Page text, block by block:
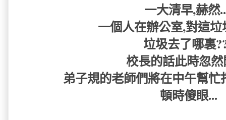
一大清早,赫然
一個人在辦公室,對這
垃圾去了哪裏
校長的話此時忽
弟子規的老師們將在中午幫忙
頓時傻眼...